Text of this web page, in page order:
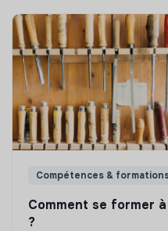
Compétences &
Comment se former
?